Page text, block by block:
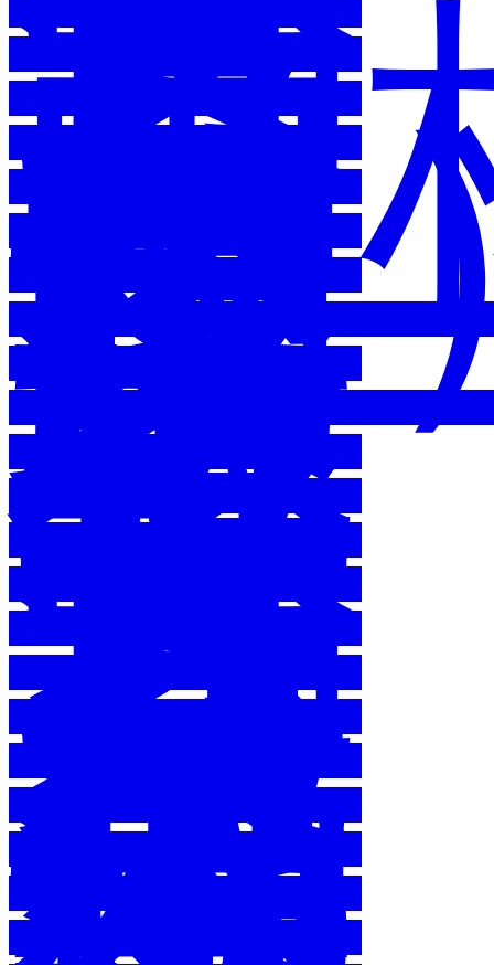
案
（
定
本
國
家
環
境
教
育
行
動
方
案
執
行
成
果